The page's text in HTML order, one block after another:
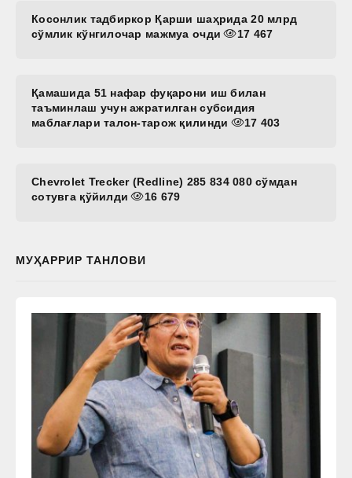
Косонлик тадбиркор Қарши шаҳрида 20 млрд
сўмлик кўнгилочар мажмуа очди
17 467
Қамашида 51 нафар фуқарони иш билан
таъминлаш учун ажратилган субсидия
маблағлари талон-тарож қилинди
17 403
Chevrolet Trecker (Redline) 285 834 080 сўмдан
сотувга қўйилди
16 679
МУҲАРРИР ТАНЛОВИ